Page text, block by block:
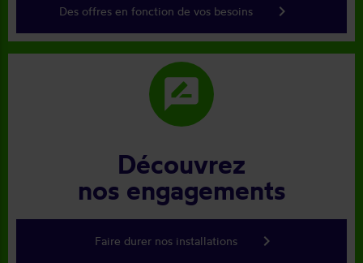
Des offres en fonction de vos besoins keyboard_arrow_right
rate_review
Découvrez
nos engagements
Faire durer nos installations keyboard_arrow_right